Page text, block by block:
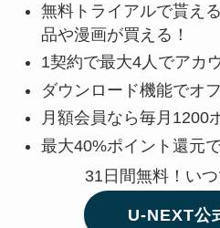
無料トライアルで貰え
品や漫画が買える！
1契約で最大4人でアカ
ダウンロード機能でオ
月額会員なら毎月1200
最大40%ポイント還元
31日間無料！いつ
U-NEXT公